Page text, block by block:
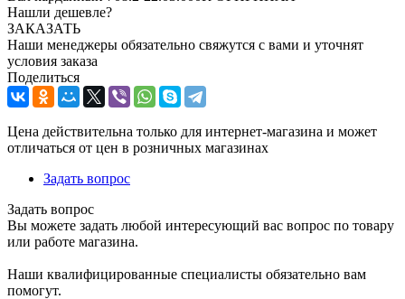
Нашли дешевле?
ЗАКАЗАТЬ
Наши менеджеры обязательно свяжутся с вами и уточнят
условия заказа
Поделиться
Цена действительна только для интернет-магазина и может
отличаться от цен в розничных магазинах
Задать вопрос
Задать вопрос
Вы можете задать любой интересующий вас вопрос по товару
или работе магазина.
Наши квалифицированные специалисты обязательно вам
помогут.